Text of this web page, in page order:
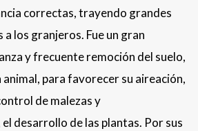
correctas, trayendo grandes
los granjeros. Fue un gran
y frecuente remoción del suelo,
para favorecer su aireación,
de malezas y
desarrollo de las plantas. Por sus